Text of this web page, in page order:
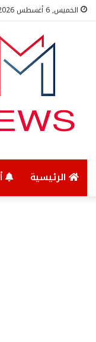
الخميس, 6 أغسطس 2026
الرئيسية